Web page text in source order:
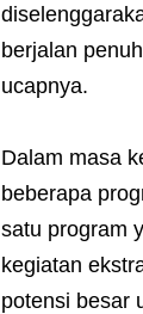
berjalan
ucapnya.
Dalam masa
beberapa
satu program
kegiatan
potensi besar